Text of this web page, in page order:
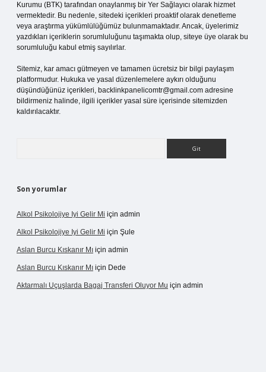
Kurumu (BTK) tarafından onaylanmış bir Yer Sağlayıcı olarak hizmet
vermektedir. Bu nedenle, sitedeki içerikleri proaktif olarak denetleme
veya araştırma yükümlülüğümüz bulunmamaktadır. Ancak, üyelerimiz
yazdıkları içeriklerin sorumluluğunu taşımakta olup, siteye üye olarak bu
sorumluluğu kabul etmiş sayılırlar.
Sitemiz, kar amacı gütmeyen ve tamamen ücretsiz bir bilgi paylaşım
platformudur. Hukuka ve yasal düzenlemelere aykırı olduğunu
düşündüğünüz içerikleri, backlinkpanelicomtr@gmail.com adresine
bildirmeniz halinde, ilgili içerikler yasal süre içerisinde sitemizden
kaldırılacaktır.
Son yorumlar
Alkol Psikolojiye Iyi Gelir Mi için admin
Alkol Psikolojiye Iyi Gelir Mi için Şule
Aslan Burcu Kıskanır Mı için admin
Aslan Burcu Kıskanır Mı için Dede
Aktarmalı Uçuşlarda Bagaj Transferi Oluyor Mu için admin